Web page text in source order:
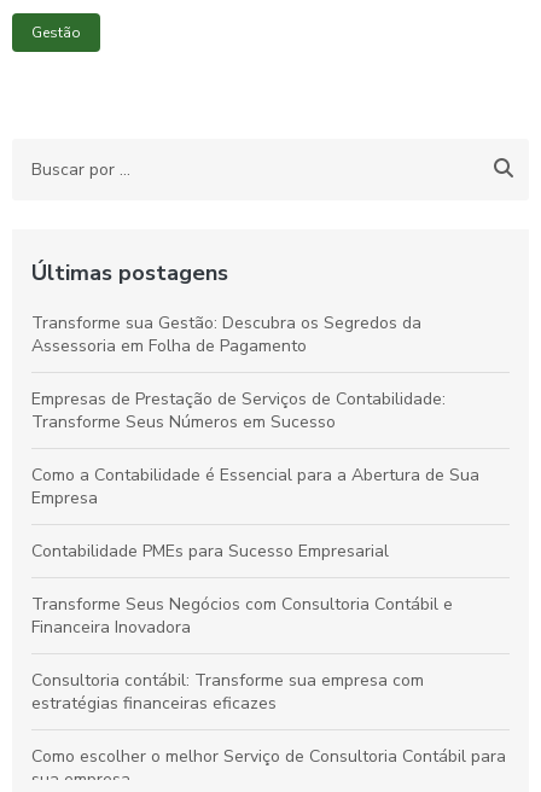
Gestão
Últimas postagens
Transforme sua Gestão: Descubra os Segredos da
Assessoria em Folha de Pagamento
Empresas de Prestação de Serviços de Contabilidade:
Transforme Seus Números em Sucesso
Como a Contabilidade é Essencial para a Abertura de Sua
Empresa
Contabilidade PMEs para Sucesso Empresarial
Transforme Seus Negócios com Consultoria Contábil e
Financeira Inovadora
Consultoria contábil: Transforme sua empresa com
estratégias financeiras eficazes
Como escolher o melhor Serviço de Consultoria Contábil para
sua empresa